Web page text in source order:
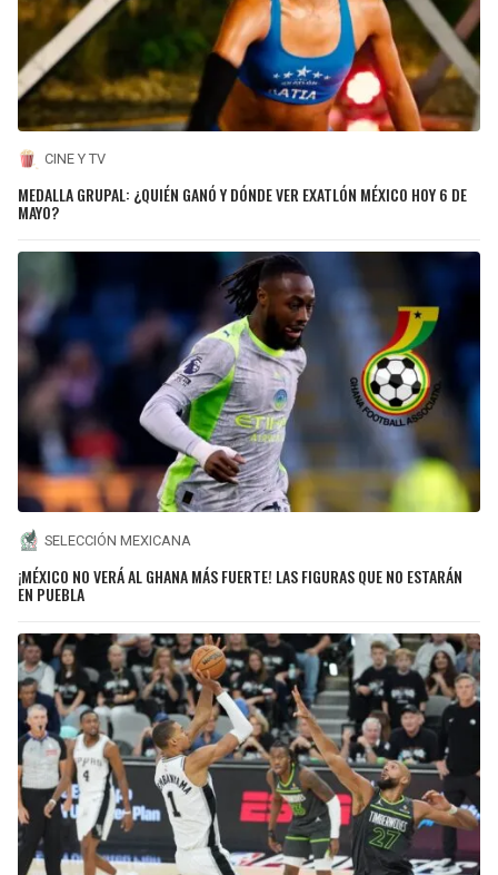
CINE Y TV
MEDALLA GRUPAL: ¿QUIÉN GANÓ Y DÓNDE VER EXATLÓN MÉXICO HOY 6 DE
MAYO?
SELECCIÓN MEXICANA
¡MÉXICO NO VERÁ AL GHANA MÁS FUERTE! LAS FIGURAS QUE NO ESTARÁN
EN PUEBLA